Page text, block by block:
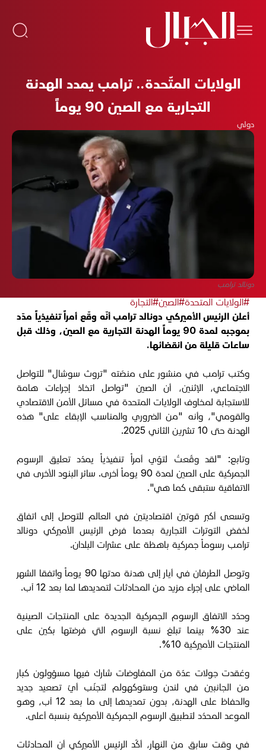
الولايات المتّحدة.. ترامب يمدد الهدنة
التجارية مع الصين 90 يوماً
دولي
دونالد ترامب
#الولايات المتحدة#الصين#التجارة
أعلن الرئيس الأميركي دونالد ترامب أنّه وقّع أمراً تنفيذياً مدّد
بموجبه لمدة 90 يوماً الهدنة التجارية مع الصين، وذلك قبل
ساعات قليلة من انقضائها.
وكتب ترامب في منشور على منصّته "تروث سوشال" للتواصل
الاجتماعي، الإثنين، أن الصين "تواصل اتخاذ إجراءات هامة
للاستجابة لمخاوف الولايات المتحدة في مسائل الأمن الاقتصادي
والقومي"، وأنه "من الضروري والمناسب الإبقاء على" هذه
الهدنة حتى 10 تشرين الثاني 2025.
وتابع: "لقد وقّعتُ لتوّي أمراً تنفيذياً يمدّد تعليق الرسوم
الجمركية على الصين لمدة 90 يوماً أخرى. سائر البنود الأخرى في
الاتفاقية ستبقى كما هي".
وتسعى أكبر قوتين اقتصاديتين في العالم للتوصل إلى اتفاق
لخفض التوترات التجارية بعدما فرض الرئيس الأميركي دونالد
ترامب رسوماً جمركية باهظة على عشرات البلدان.
وتوصل الطرفان في أيار إلى هدنة مدتها 90 يوماً واتفقا الشهر
الماضي على إجراء مزيد من المحادثات لتمديدها لما بعد 12 آب.
وحدّد الاتفاق الرسوم الجمركية الجديدة على المنتجات الصينية
عند 30% بينما تبلغ نسبة الرسوم التي فرضتها بكين على
المنتجات الأميركية 10%.
وعُقدت جولات عدّة من المفاوضات شارك فيها مسؤولون كبار
من الجانبين في لندن وستوكهولم لتجنّب أيّ تصعيد جديد
والحفاظ على الهدنة، بدون تمديدها إلى ما بعد 12 آب، وهو
الموعد المحدّد لتطبيق الرسوم الجمركية الأميركية بنسبة أعلى.
في وقت سابق من النهار، أكّد الرئيس الأميركي أن المحادثات